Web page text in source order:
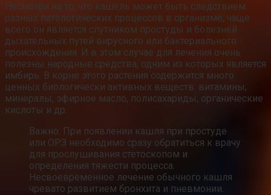
Несмотря на то, что кашель может быть следствием
разных патологических процессов в организме, чаще
всего он является спутником простуды и болезней
дыхательных путей вирусного или бактериального
происхождения. И в этом случае для лечения очень
полезны народные средства, одним из которых является
имбирь. В корне этого растения содержится много
ценных биологически активных веществ: витамины,
минералы, эфирное масло, полисахариды, органические
кислоты и др.
Важно: При появлении кашля при простуде
или ОРЗ необходимо сразу обратиться к врачу
для прослушивания стетоскопом и
определения тяжести процесса.
Несвоевременное лечение обычного кашля
чревато развитием бронхита и пневмонии.